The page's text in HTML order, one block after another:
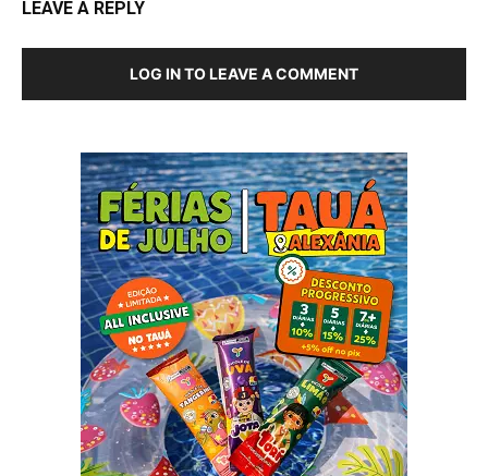
LEAVE A REPLY
LOG IN TO LEAVE A COMMENT